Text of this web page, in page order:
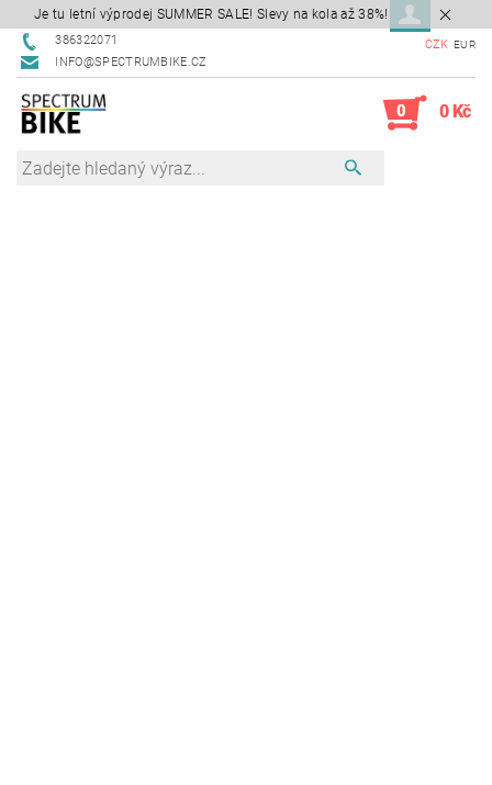
Je tu letní výprodej SUMMER SALE! Slevy na kola až 38%!
386322071
INFO@SPECTRUMBIKE.CZ
CZK EUR
0 0 Kč